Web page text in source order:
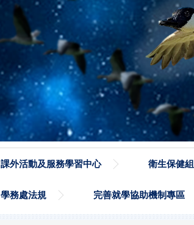
課外活動及服務學習中心 衛生保健組
學務處法規 完善就學協助機制專區